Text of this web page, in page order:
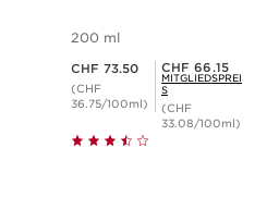
200 ml
CHF 73.50
(CHF
36.75/100ml)
Mitgliederpreis CHF 66.15
CHF 66.15
MITGLIEDSPREI
S
(CHF
33.08/100ml)